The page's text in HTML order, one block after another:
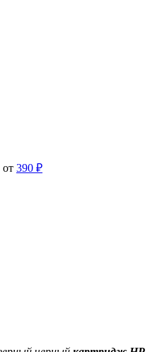
от 390 ₽